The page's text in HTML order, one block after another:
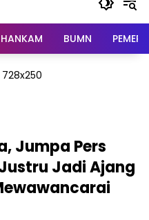
HANKAM BUMN
Jumpa Pers
Jadi Ajang